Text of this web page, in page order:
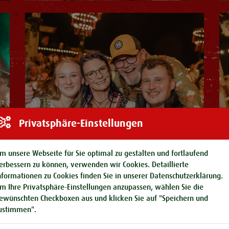
Privatsphäre-Einstellungen
unsere Webseite für Sie optimal zu gestalten und fortlaufend
zu können, verwenden wir Cookies. Detaillierte
zu Cookies finden Sie in unserer Datenschutzerklärung.
Ihre Privatsphäre-Einstellungen anzupassen, wählen Sie die
Checkboxen aus und klicken Sie auf "Speichern und